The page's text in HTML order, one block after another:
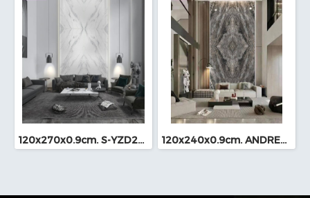
120x270x0.9cm. S-YZD270926 Bookmatch (หนา 9mm.) 120x240x0.9cm. ANDRES BROWN Bookmatch (249L-323)